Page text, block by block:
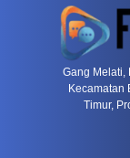
Gang Melati,
Kecamatan
Timur,